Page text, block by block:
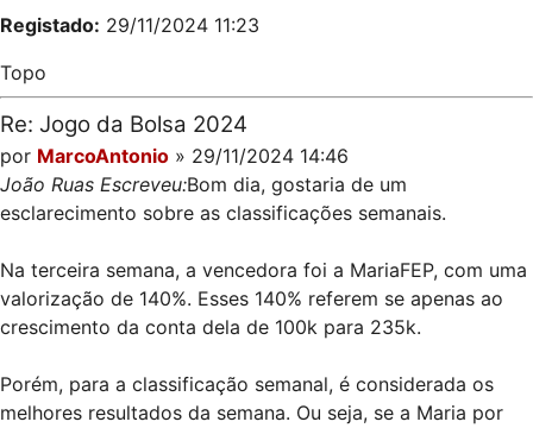
Registado: 29/11/2024 11:23
Topo
Re: Jogo da Bolsa 2024
por MarcoAntonio » 29/11/2024 14:46
João Ruas Escreveu:Bom dia, gostaria de um
esclarecimento sobre as classificações semanais.
Na terceira semana, a vencedora foi a MariaFEP, com uma
valorização de 140%. Esses 140% referem se apenas ao
crescimento da conta dela de 100k para 235k.
Porém, para a classificação semanal, é considerada os
melhores resultados da semana. Ou seja, se a Maria por